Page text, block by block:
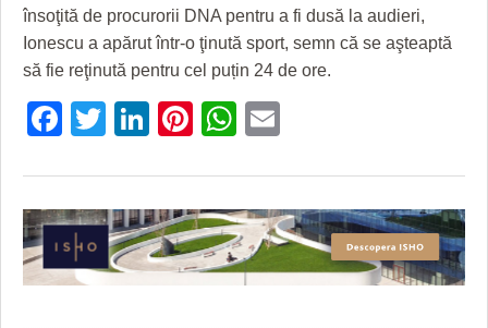
însoţită de procurorii DNA pentru a fi dusă la audieri,
Ionescu a apărut într-o ţinută sport, semn că se aşteaptă
să fie reţinută pentru cel puțin 24 de ore.
Facebook
Twitter
LinkedIn
Pinterest
WhatsApp